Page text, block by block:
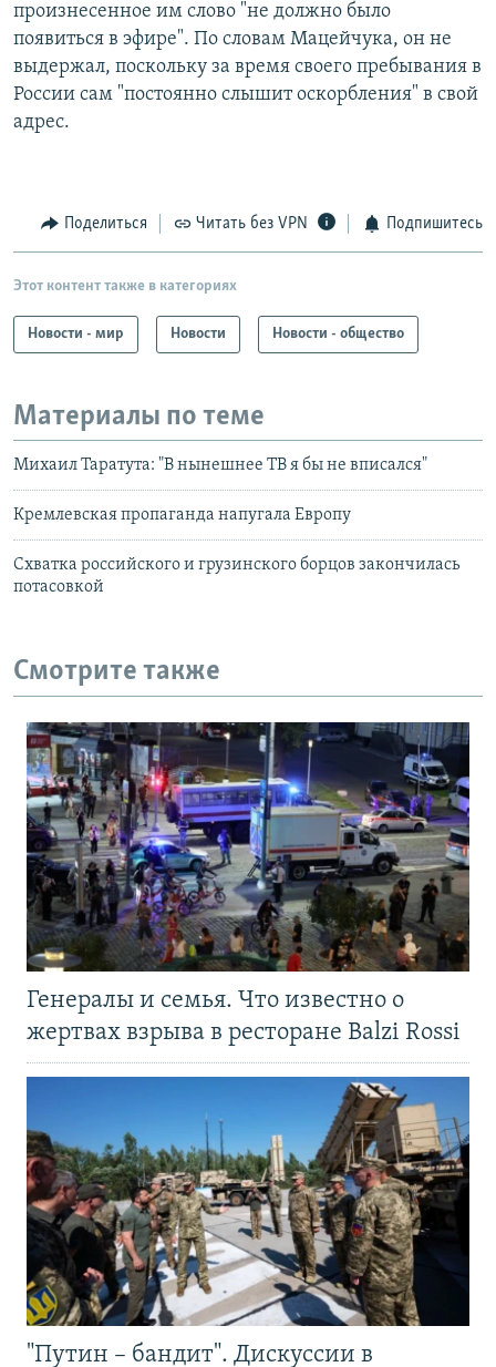
произнесенное им слово "не должно было
появиться в эфире". По словам Мацейчука, он не
выдержал, поскольку за время своего пребывания в
России сам "постоянно слышит оскорбления" в свой
адрес.
Поделиться Читать без VPN Подпишитесь
Этот контент также в категориях
Новости - мир Новости Новости - общество
Материалы по теме
Михаил Таратута: "В нынешнее ТВ я бы не вписался"
Кремлевская пропаганда напугала Европу
Схватка российского и грузинского борцов закончилась
потасовкой
Смотрите также
Генералы и семья. Что известно о
жертвах взрыва в ресторане Balzi Rossi
"Путин – бандит". Дискуссии в